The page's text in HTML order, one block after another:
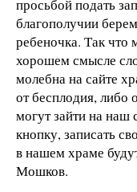
просьбой подать
благополучии
ребеночка. Так
хорошем смысле
молебна на сайте
от бесплодия, либо
могут зайти на наш
кнопку, записать
в нашем храме
Мошков.